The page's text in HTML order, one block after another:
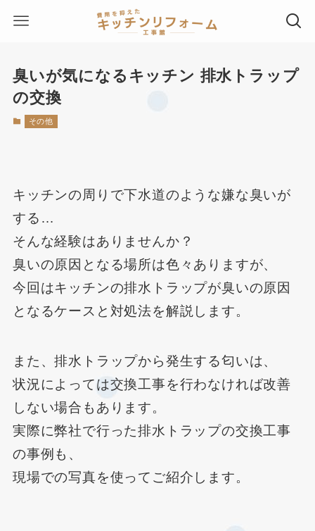
臭いが気になるキッチン 排水トラップ
の交換
その他
キッチンの周りで下水道のような嫌な臭いが
する…
そんな経験はありませんか？
臭いの原因となる場所は色々ありますが、
今回はキッチンの排水トラップが臭いの原因
となるケースと対処法を解説します。
また、排水トラップから発生する匂いは、
状況によっては交換工事を行わなければ改善
しない場合もあります。
実際に弊社で行った排水トラップの交換工事
の事例も、
現場での写真を使ってご紹介します。